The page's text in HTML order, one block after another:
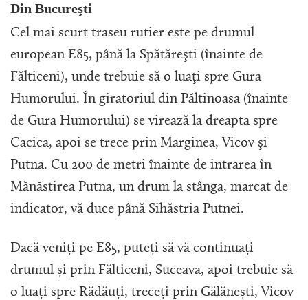
Din Bucureşti
Cel mai scurt traseu rutier este pe drumul
european E85, până la Spătăreşti (înainte de
Fălticeni), unde trebuie să o luaţi spre Gura
Humorului. În giratoriul din Păltinoasa (înainte
de Gura Humorului) se virează la dreapta spre
Cacica, apoi se trece prin Marginea, Vicov şi
Putna. Cu 200 de metri înainte de intrarea în
Mănăstirea Putna, un drum la stânga, marcat de
indicator, vă duce până Sihăstria Putnei.
Dacă veniți pe E85, puteți să vă continuați
drumul și prin Fălticeni, Suceava, apoi trebuie să
o luați spre Rădăuți, treceți prin Gălănești, Vicov